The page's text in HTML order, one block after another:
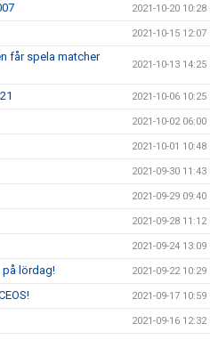
2021-10-20 10:28
2021-10-15 12:07
får spela matcher
2021-10-13 14:25
2021-10-06 10:25
2021-10-02 06:00
2021-10-01 10:48
2021-09-30 11:43
2021-09-29 09:40
2021-09-28 11:12
2021-09-24 13:09
på lördag! 2021-09-22 10:29
2021-09-17 10:59
2021-09-16 12:32